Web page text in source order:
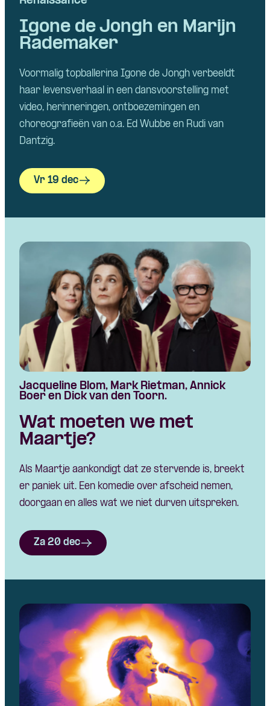
Igone de Jongh en Marijn
Rademaker
Voormalig topballerina Igone de Jongh verbeeldt
haar levensverhaal in een dansvoorstelling met
video, herinneringen, ontboezemingen en
choreografieën van o.a. Ed Wubbe en Rudi van
Dantzig.
Vr 19 dec
Jacqueline Blom, Mark Rietman, Annick
Boer en Dick van den Toorn.
Wat moeten we met
Maartje?
Als Maartje aankondigt dat ze stervende is, breekt
er paniek uit. Een komedie over afscheid nemen,
doorgaan en alles wat we niet durven uitspreken.
Za 20 dec